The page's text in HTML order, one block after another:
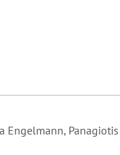
Engelmann,